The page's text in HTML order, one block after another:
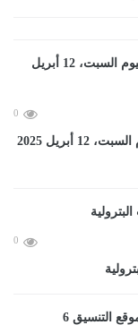
0
حظك اليوم.. توقعات الابراج الأحد 13-4-2025اليوم السبت، 12 أبريل 2025
0